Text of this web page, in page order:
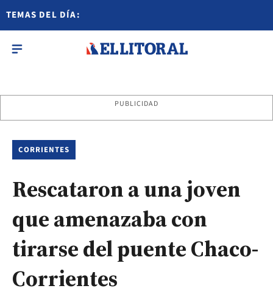
TEMAS DEL DÍA:
PUBLICIDAD
CORRIENTES
Rescataron a una joven
que amenazaba con
tirarse del puente Chaco-
Corrientes